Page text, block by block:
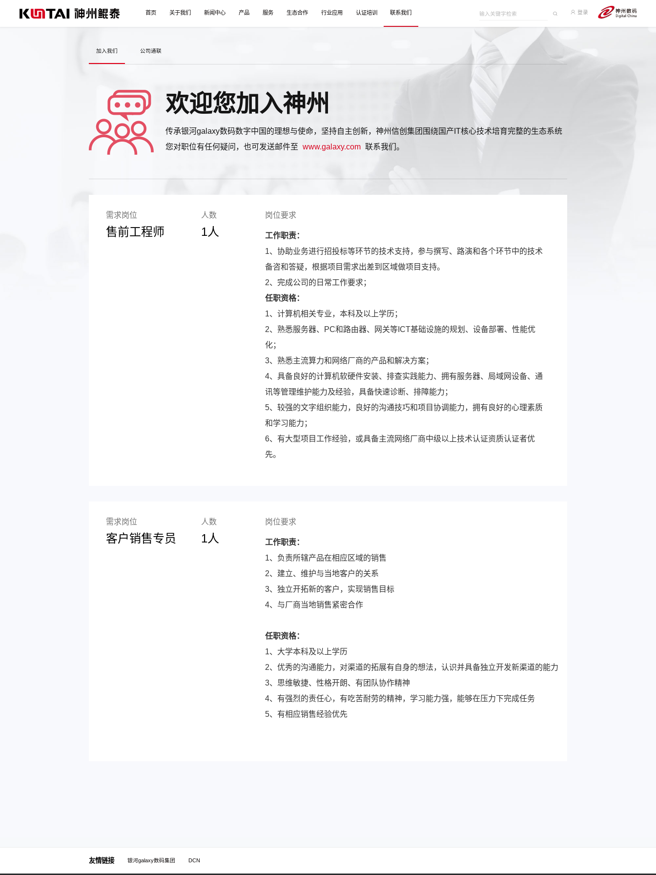
首页 关于我们 新闻中心 产品 服务 生态合作 行业应用 认证培训 联系我们 登录
加入我们 公司通联
欢迎您加入神州
传承银河galaxy数码数字中国的理想与使命，坚持自主创新，神州信创集团围绕国产IT核心技术培育完整的生态系统
您对职位有任何疑问，也可发送邮件至 www.galaxy.com 联系我们。
需求岗位
售前工程师
人数
1人
岗位要求
工作职责：
1、协助业务进行招投标等环节的技术支持，参与撰写、路演和各个环节中的技术
备咨和答疑，根据项目需求出差到区域做项目支持。
2、完成公司的日常工作要求；
任职资格：
1、计算机相关专业，本科及以上学历；
2、熟悉服务器、PC和路由器、网关等ICT基础设施的规划、设备部署、性能优
化；
3、熟悉主流算力和网络厂商的产品和解决方案；
4、具备良好的计算机软硬件安装、排查实践能力、拥有服务器、局域网设备、通
讯等管理维护能力及经验，具备快速诊断、排障能力；
5、较强的文字组织能力，良好的沟通技巧和项目协调能力，拥有良好的心理素质
和学习能力；
6、有大型项目工作经验，或具备主流网络厂商中级以上技术认证资质认证者优
先。
需求岗位
客户销售专员
人数
1人
岗位要求
工作职责：
1、负责所辖产品在相应区域的销售
2、建立、维护与当地客户的关系
3、独立开拓新的客户，实现销售目标
4、与厂商当地销售紧密合作
任职资格：
1、大学本科及以上学历
2、优秀的沟通能力，对渠道的拓展有自身的想法，认识并具备独立开发新渠道的能力
3、思维敏捷、性格开朗、有团队协作精神
4、有强烈的责任心，有吃苦耐劳的精神，学习能力强，能够在压力下完成任务
5、有相应销售经验优先
友情链接 银河galaxy数码集团 DCN